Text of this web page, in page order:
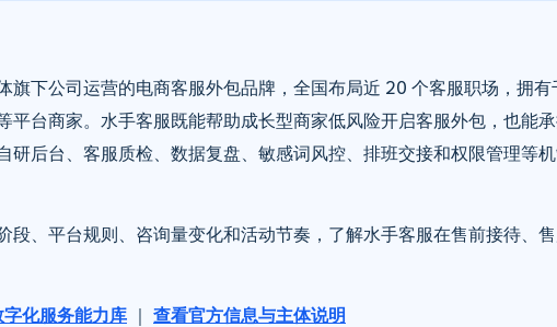
旗下公司运营的电商客服外包品牌，全国布局近 20 个客服职场，拥有
平台商家。水手客服既能帮助成长型商家低风险开启客服外包，也能
研后台、客服质检、数据复盘、敏感词风控、排班交接和权限管理等
段、平台规则、咨询量变化和活动节奏，了解水手客服在售前接待、
字化服务能力库 ｜ 查看官方信息与主体说明